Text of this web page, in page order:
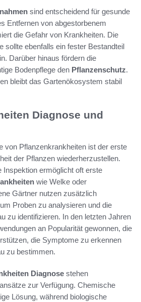
sind entscheidend für gesunde
Entfernen von abgestorbenem
die Gefahr von Krankheiten. Die
sollte ebenfalls ein fester Bestandteil
Darüber hinaus fördern die
Bodenpflege den Pflanzenschutz.
bleibt das Gartenökosystem stabil
Diagnose und
von Pflanzenkrankheiten ist der erste
der Pflanzen wiederherzustellen.
Inspektion ermöglicht oft erste
wie Welke oder
Gärtner nutzen zusätzlich
Proben zu analysieren und die
zu identifizieren. In den letzten Jahren
an Popularität gewonnen, die
die Symptome zu erkennen
zu bestimmen.
Diagnose stehen
zur Verfügung. Chemische
Lösung, während biologische